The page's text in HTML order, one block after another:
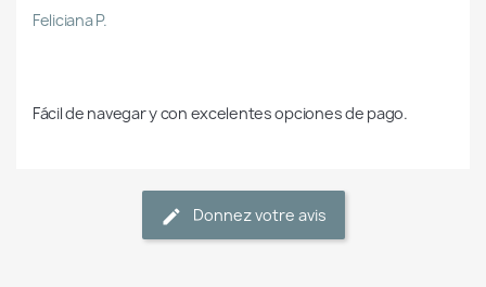
Feliciana P.
Fácil de navegar y con excelentes opciones de pago.
Donnez votre avis